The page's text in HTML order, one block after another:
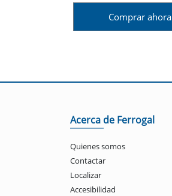
Comprar ahora
Acerca de Ferrogal
Quienes somos
Contactar
Localizar
Accesibilidad